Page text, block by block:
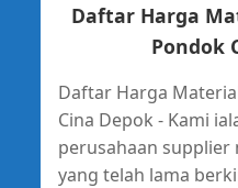
Daftar Harga
Pondok
Daftar Harga
Cina Depok - Kami
perusahaan
yang telah lama